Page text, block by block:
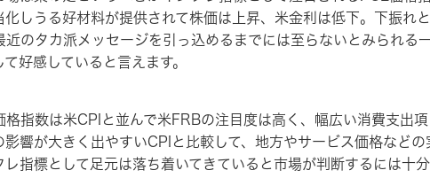
化しうる好材料が提供されて株価は上昇、米金利は低下。下振れ
近のタカ派メッセージを引っ込めるまでには至らないとみられ
て好感していると言えます。
指数は米CPIと並んで米FRBの注目度は高く、幅広い消費支出
影響が大きく出やすいCPIと比較して、地方やサービス価格など
レ指標として足元は落ち着いてきていると市場が判断するには十